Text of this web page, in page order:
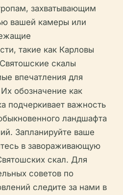
захватывающим
вашей камеры или
такие как Карловы
скалы
впечатления для
обозначение как
подчеркивает важность
ландшафта
Запланируйте ваше
в завораживающую
скал. Для
советов по
следите за нами в